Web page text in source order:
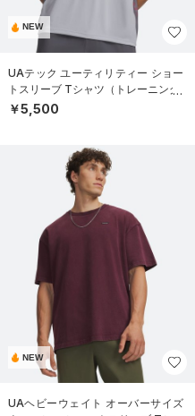
NEW
UAテック ユーティリティー ショー
トスリーブ Tシャツ（トレーニング/
MEN）
￥5,500
NEW
UAヘビーウェイト オーバーサイズ